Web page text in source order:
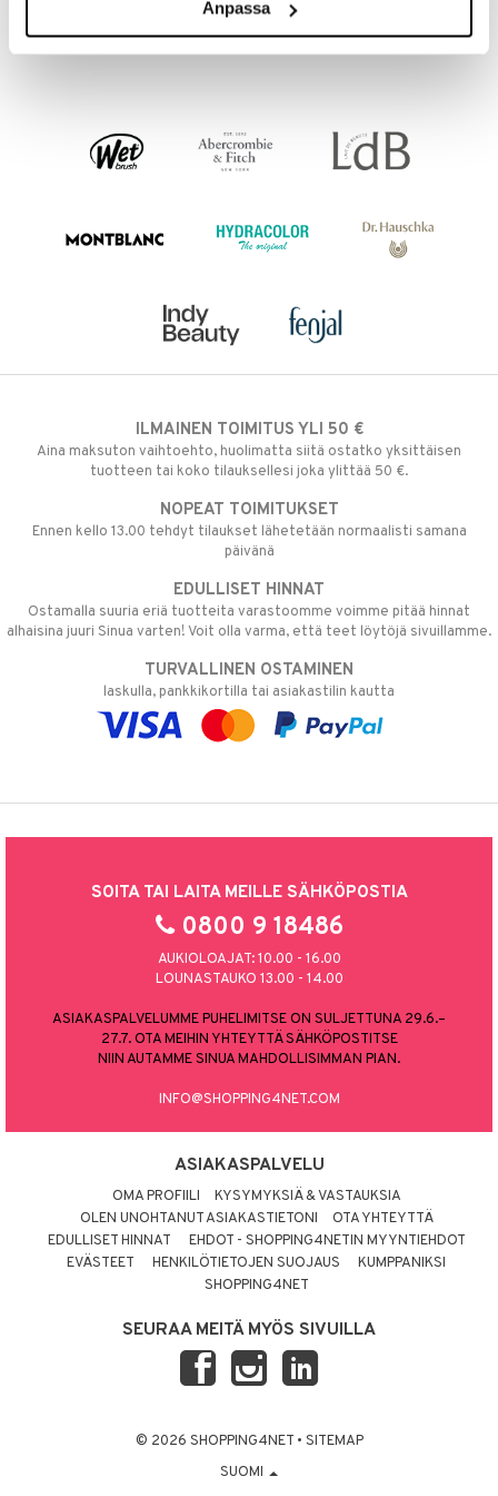
Anpassa15,95
ILMAINEN TOIMITUS YLI 50 €
Aina maksuton vaihtoehto, huolimatta siitä ostatko yksittäisen
tuotteen tai koko tilauksellesi joka ylittää 50 €.
NOPEAT TOIMITUKSET
Ennen kello 13.00 tehdyt tilaukset lähetetään normaalisti samana
päivänä
EDULLISET HINNAT
Ostamalla suuria eriä tuotteita varastoomme voimme pitää hinnat
alhaisina juuri Sinua varten! Voit olla varma, että teet löytöjä sivuillamme.
TURVALLINEN OSTAMINEN
laskulla, pankkikortilla tai asiakastilin kautta
SOITA TAI LAITA MEILLE SÄHKÖPOSTIA
0800 9 18486
AUKIOLOAJAT: 10.00 - 16.00
LOUNASTAUKO 13.00 - 14.00
ASIAKASPALVELUMME PUHELIMITSE ON SULJETTUNA 29.6.–
27.7. OTA MEIHIN YHTEYTTÄ SÄHKÖPOSTITSE
NIIN AUTAMME SINUA MAHDOLLISIMMAN PIAN.
INFO@SHOPPING4NET.COM
ASIAKASPALVELU
OMA PROFIILI
KYSYMYKSIÄ & VASTAUKSIA
OLEN UNOHTANUT ASIAKASTIETONI
OTA YHTEYTTÄ
EDULLISET HINNAT
EHDOT - SHOPPING4NETIN MYYNTIEHDOT
EVÄSTEET
HENKILÖTIETOJEN SUOJAUS
KUMPPANIKSI
SHOPPING4NET
SEURAA MEITÄ MYÖS SIVUILLA
© 2026 SHOPPING4NET • SITEMAP
SUOMI